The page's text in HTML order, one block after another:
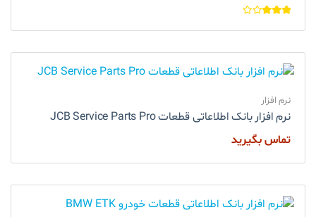
3.00از
نرم افزار
نرم افزار بانک اطلاعاتی قطعات JCB Service Parts Pro
تماس بگیرید